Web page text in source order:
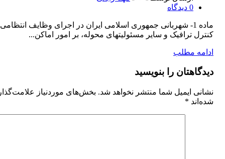
0 دیدگاه
‌ماده 1- شهربانی جمهوری اسلامی ایران در اجرای وظایف
کنترل ترافیک و سایر مسئولیتهای محوله، بر امور اماکن...
ادامه مطلب
دیدگاهتان را بنویسید
نشانی ایمیل شما منتشر نخواهد شد. بخش‌های موردنیاز
شده‌اند *